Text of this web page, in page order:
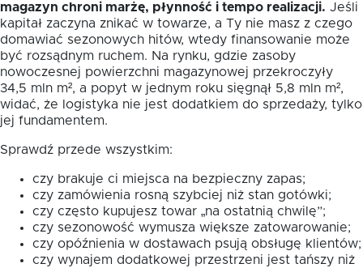
magazyn chroni marżę, płynność i tempo realizacji. Jeśli
kapitał zaczyna znikać w towarze, a Ty nie masz z czego
domawiać sezonowych hitów, wtedy finansowanie może
być rozsądnym ruchem. Na rynku, gdzie zasoby
nowoczesnej powierzchni magazynowej przekroczyły
34,5 mln m², a popyt w jednym roku sięgnął 5,8 mln m²,
widać, że logistyka nie jest dodatkiem do sprzedaży, tylko
jej fundamentem.
Sprawdź przede wszystkim:
czy brakuje ci miejsca na bezpieczny zapas;
czy zamówienia rosną szybciej niż stan gotówki;
czy często kupujesz towar „na ostatnią chwilę”;
czy sezonowość wymusza większe zatowarowanie;
czy opóźnienia w dostawach psują obsługę klientów;
czy wynajem dodatkowej przestrzeni jest tańszy niż